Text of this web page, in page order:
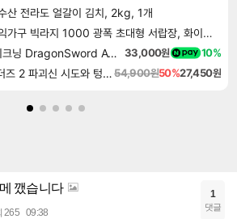
산 전라도 얼갈이 김치, 2kg, 1개
라지 1000 광폭 초대형 서랍장, 화이트+오크, 1000mm, 5단
드래곤소드 어웨이크닝 DragonSword Awakening 33,000원 10%
드래곤 퀘스트 빌더즈 2 파괴신 시도와 텅 빈 섬 Dragon Quest Builders 254,900원50%27,450원
깼습니다
265 09:38
1
댓글